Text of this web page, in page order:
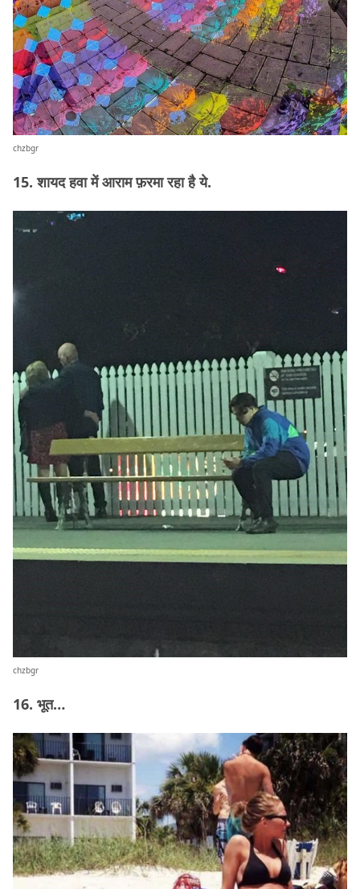
chzbgr
15. शायद हवा में आराम फ़रमा रहा है ये.
chzbgr
16. भूत…